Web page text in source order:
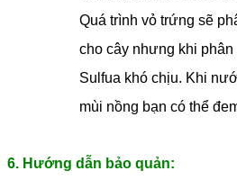
Quá trình vỏ trứng sẽ
cho cây nhưng khi
Sulfua khó chịu. Khi
mùi nồng bạn có thể
6. Hướng dẫn bảo quản: